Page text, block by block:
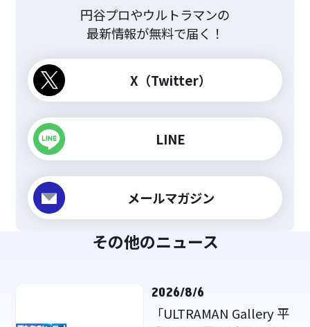
円谷プロやウルトラマンの
最新情報が無料で届く！
X（Twitter）
LINE
メールマガジン
その他のニュース
2026/8/6
「ULTRAMAN Gallery 平